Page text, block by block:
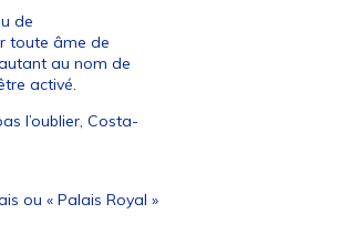
de
toute âme de
au nom de
activé.
l’oublier, Costa-
ou « Palais Royal »